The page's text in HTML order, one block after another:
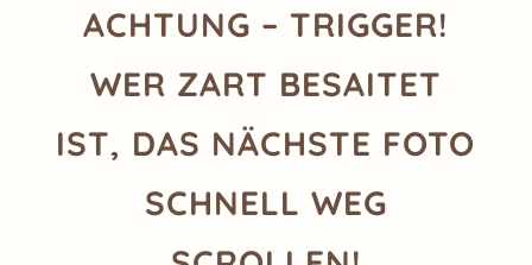
ACHTUNG – TRIGGER!
WER ZART BESAITET
IST, DAS NÄCHSTE FOTO
SCHNELL WEG